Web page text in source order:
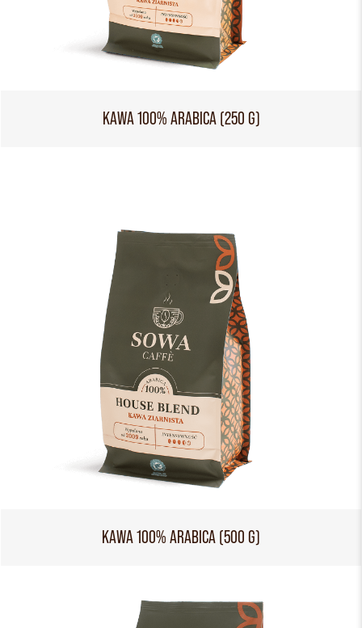
KAWA 100% ARABICA (250 G)
KAWA 100% ARABICA (500 G)